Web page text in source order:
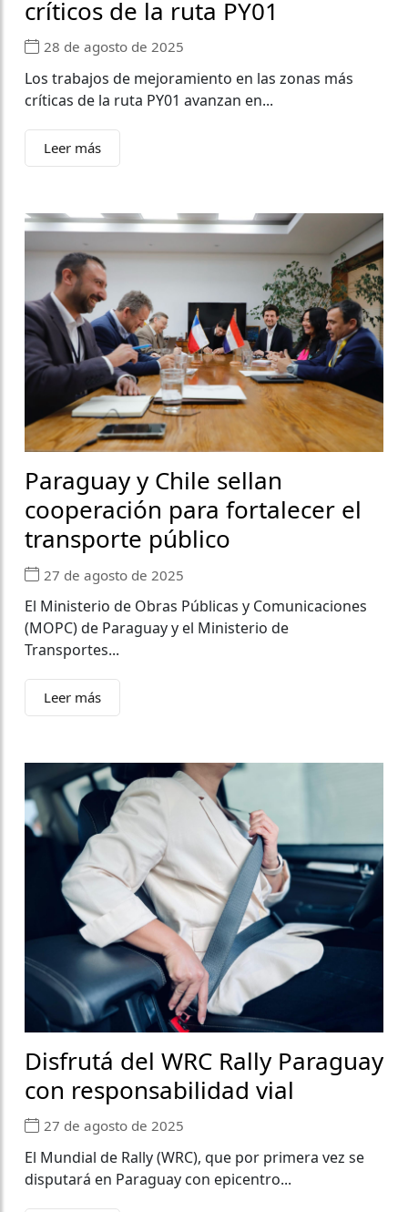
críticos de la ruta PY01
28 de agosto de 2025
Los trabajos de mejoramiento en las zonas más
críticas de la ruta PY01 avanzan en...
Leer más
Paraguay y Chile sellan
cooperación para fortalecer el
transporte público
27 de agosto de 2025
El Ministerio de Obras Públicas y Comunicaciones
(MOPC) de Paraguay y el Ministerio de
Transportes...
Leer más
Disfrutá del WRC Rally Paraguay
con responsabilidad vial
27 de agosto de 2025
El Mundial de Rally (WRC), que por primera vez se
disputará en Paraguay con epicentro...